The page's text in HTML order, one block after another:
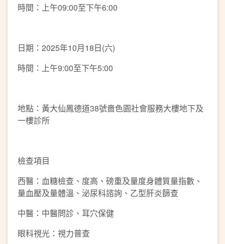
時間：上午09:00至下午6:00
日期：2025年10月18日(六)
時間：上午9:00至下午5:00
地點：黃大仙鳳德道38號嗇色園社會服務大樓地下及
一樓診所
檢查項目
西醫：血糖檢查、度高、磅重及量度身體質量指數、
量血壓及量體溫、泌尿科諮詢、乙型肝炎篩查
中醫：中醫問診、耳穴保健
眼科視光：視力普查